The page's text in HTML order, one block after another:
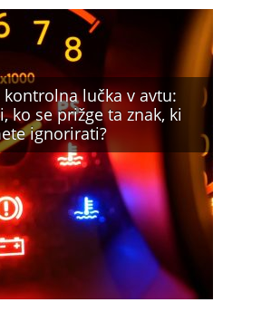
lučka v avtu:
ko se prižge ta znak, ki
ignorirati?